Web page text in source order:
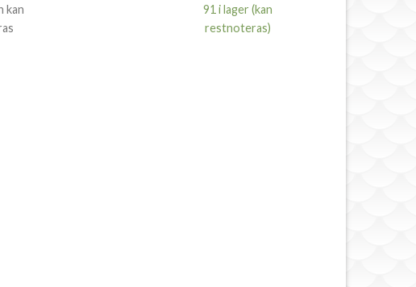
kan
91 i lager (kan
restnoteras)